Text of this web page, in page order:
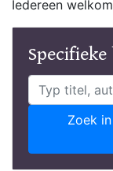
Iedereen
Zoek